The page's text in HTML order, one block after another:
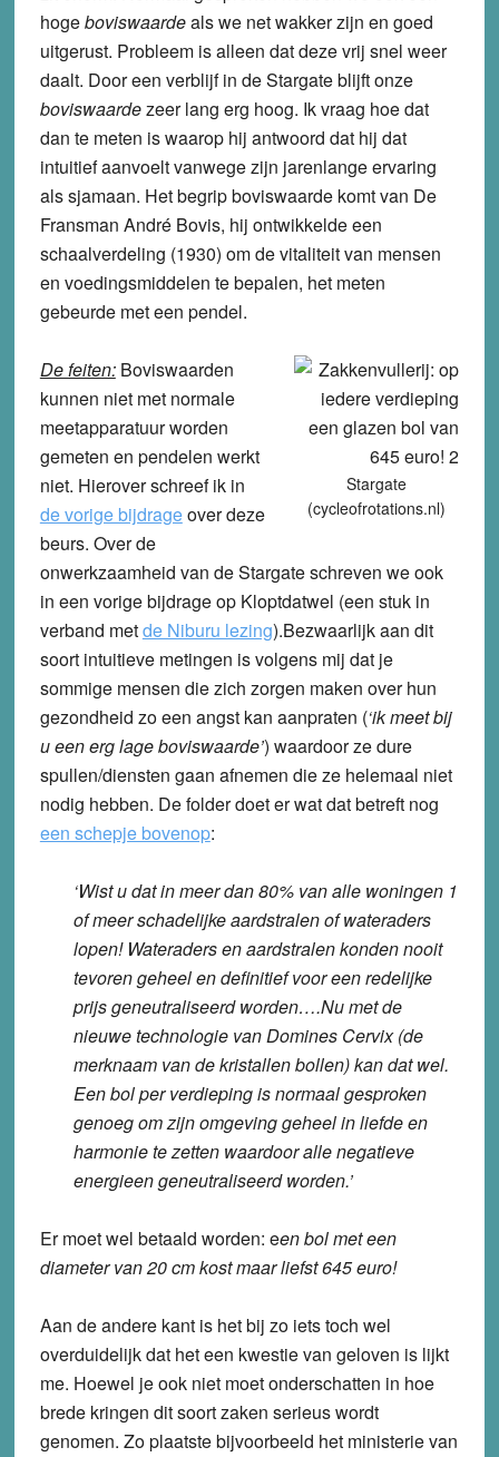
hogeboviswaardeals we net wakker zijn en goed
uitgerust. Probleem is alleen dat deze vrij snel weer
daalt. Door een verblijf in de Stargate blijft onze
boviswaardezeer lang erg hoog. Ik vraag hoe dat
dan te meten is waarop hij antwoord dat hij dat
intuitief aanvoelt vanwege zijn jarenlange ervaring
als sjamaan. Het begrip boviswaarde komt van De
Fransman André Bovis, hij ontwikkelde een
schaalverdeling (1930) om de vitaliteit van mensen
en voedingsmiddelen te bepalen, het meten
gebeurde met een pendel.
Stargate
(cycleofrotations.nl)
De feiten:Boviswaarden
kunnen niet met normale
meetapparatuur worden
gemeten en pendelen werkt
niet. Hierover schreef ik in
de vorige bijdrageover deze
beurs. Over de
onwerkzaamheid van de Stargate schreven we ook
in een vorige bijdrage op Kloptdatwel (een stuk in
verband metde Niburu lezing).Bezwaarlijk aan dit
soort intuitieve metingen is volgens mij dat je
sommige mensen die zich zorgen maken over hun
gezondheid zo een angst kan aanpraten (‘ik meet bij
u een erg lage boviswaarde’) waardoor ze dure
spullen/diensten gaan afnemen die ze helemaal niet
nodig hebben. De folder doet er wat dat betreft nog
een schepje bovenop:
‘Wist u dat in meer dan 80% van alle woningen 1
of meer schadelijke aardstralen of wateraders
lopen! Wateraders en aardstralen konden nooit
tevoren geheel en definitief voor een redelijke
prijs geneutraliseerd worden….Nu met de
nieuwe technologie van Domines Cervix (de
merknaam van de kristallen bollen) kan dat wel.
Een bol per verdieping is normaal gesproken
genoeg om zijn omgeving geheel in liefde en
harmonie te zetten waardoor alle negatieve
energieen geneutraliseerd worden.’
Er moet wel betaald worden: een bol met een
diameter van 20 cm kost maar liefst 645 euro!
Aan de andere kant is het bij zo iets toch wel
overduidelijk dat het een kwestie van geloven is lijkt
me. Hoewel je ook niet moet onderschatten in hoe
brede kringen dit soort zaken serieus wordt
genomen. Zo plaatste bijvoorbeeld het ministerie van